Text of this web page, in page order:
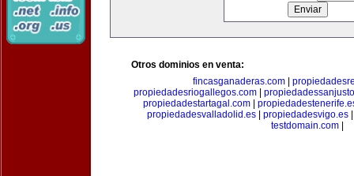
Otros dominios en venta:
fincasganaderas.com|
propiedadesriogallegos.com|
propiedadestartagal.com|
propiedadesvalladolid.es
propiedadesvigo.es
testdomain.com